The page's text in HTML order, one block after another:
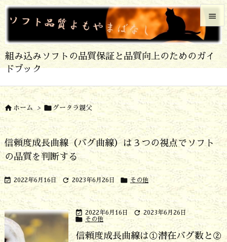
組み込みソフトの品質保証と品質向上のためのガイ
ドブック





検索
 ホーム > グータラ親父
信頼度成長曲線（バグ曲線）は３つの視点でソフト
の品質を判断する
 2022年6月16日  2023年6月26日  その他
 2022年6月16日  2023年6月26日
 その他
信頼度成長曲線は①潜在バグ数と②